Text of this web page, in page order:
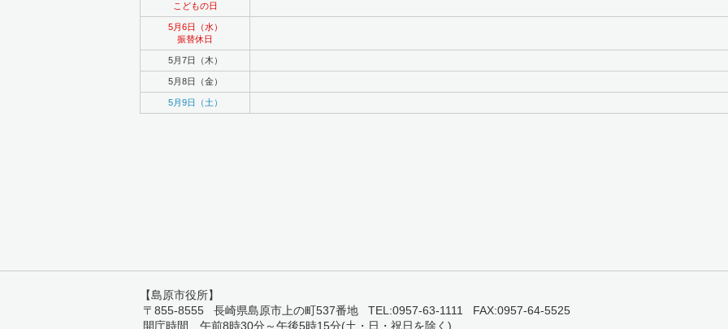
こどもの日
5月6日（水）
振替休日
5月7日（木）
5月8日（金）
5月9日（土）
【島原市役所】
〒855-8555 長崎県島原市上の町537番地 TEL:0957-63-1111 FAX:0957-64-5525
開庁時間 午前8時30分～午後5時15分(土・日・祝日を除く)